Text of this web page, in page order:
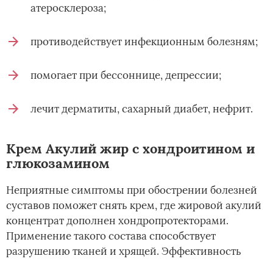
атеросклероза;
противодействует инфекционным болезням;
помогает при бессоннице, депрессии;
лечит дерматиты, сахарный диабет, нефрит.
Крем Акулий жир с хондроитином и
глюкозамином
Неприятные симптомы при обострении болезней
суставов поможет снять крем, где жировой акулий
концентрат дополнен хондропротекторами.
Применение такого состава способствует
разрушению тканей и хрящей. Эффективность